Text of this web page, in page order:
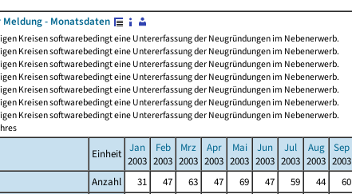
- Monatsdaten
Kreisen softwarebedingt eine Untererfassung der Neugründungen im Nebenerwerb.
Kreisen softwarebedingt eine Untererfassung der Neugründungen im Nebenerwerb.
Kreisen softwarebedingt eine Untererfassung der Neugründungen im Nebenerwerb.
Kreisen softwarebedingt eine Untererfassung der Neugründungen im Nebenerwerb.
Kreisen softwarebedingt eine Untererfassung der Neugründungen im Nebenerwerb.
Kreisen softwarebedingt eine Untererfassung der Neugründungen im Nebenerwerb.
Kreisen softwarebedingt eine Untererfassung der Neugründungen im Nebenerwerb.
Einheit Jan
2003
Feb
2003
Mrz
2003
Apr
2003
Mai
2003
Jun
2003
Jul
2003
Aug
2003
Sep
2003
Anzahl 31 47 63 47 69 47 59 44 60